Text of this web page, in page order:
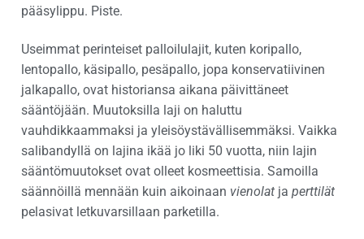
pääsylippu. Piste.
Useimmat perinteiset palloilulajit, kuten koripallo,
lentopallo, käsipallo, pesäpallo, jopa konservatiivinen
jalkapallo, ovat historiansa aikana päivittäneet
sääntöjään. Muutoksilla laji on haluttu
vauhdikkaammaksi ja yleisöystävällisemmäksi. Vaikka
salibandyllä on lajina ikää jo liki 50 vuotta, niin lajin
sääntömuutokset ovat olleet kosmeettisia. Samoilla
säännöillä mennään kuin aikoinaan vienolat ja perttilät
pelasivat letkuvarsillaan parketilla.